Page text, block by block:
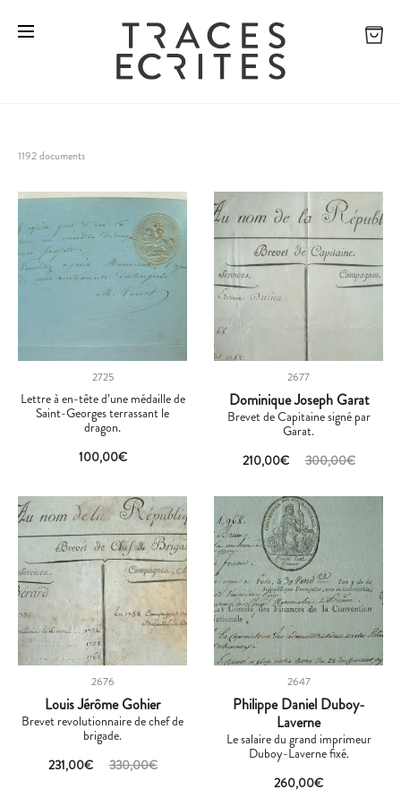
1192 documents
2725
Lettre à en-tête d’une médaille de
Saint-Georges terrassant le
dragon.
100,00€
2677
Dominique Joseph Garat
Brevet de Capitaine signé par
Garat.
300,00€
210,00€
2676
Louis Jérôme Gohier
Brevet revolutionnaire de chef de
brigade.
330,00€
231,00€
2647
Philippe Daniel Duboy-
Laverne
Le salaire du grand imprimeur
Duboy-Laverne fixé.
260,00€